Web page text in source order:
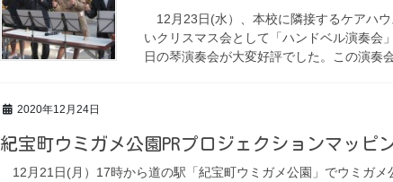
12月23日(水）、本校に隣接するケアハ
いクリスマス会として「ハンドベル演奏会
日の琴演奏会が大変好評でした。この演奏
2020年12月24日
紀宝町ウミガメ公園PRプロジェクションマッピ
12月21日(月）17時から道の駅「紀宝町ウミガメ公園」でウミガメ